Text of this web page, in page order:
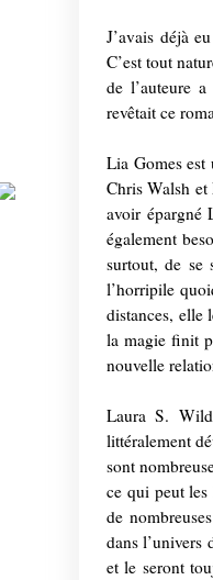
J’avais déjà
C’est tout
de l’auteure
revêtait ce
Lia Gomes est
Chris Walsh
avoir épargné
également
surtout, de se
l’horripile
distances, elle
la magie finit
nouvelle
Laura S.
littéralement
sont
ce qui peut
de
dans l’univers
et le seront